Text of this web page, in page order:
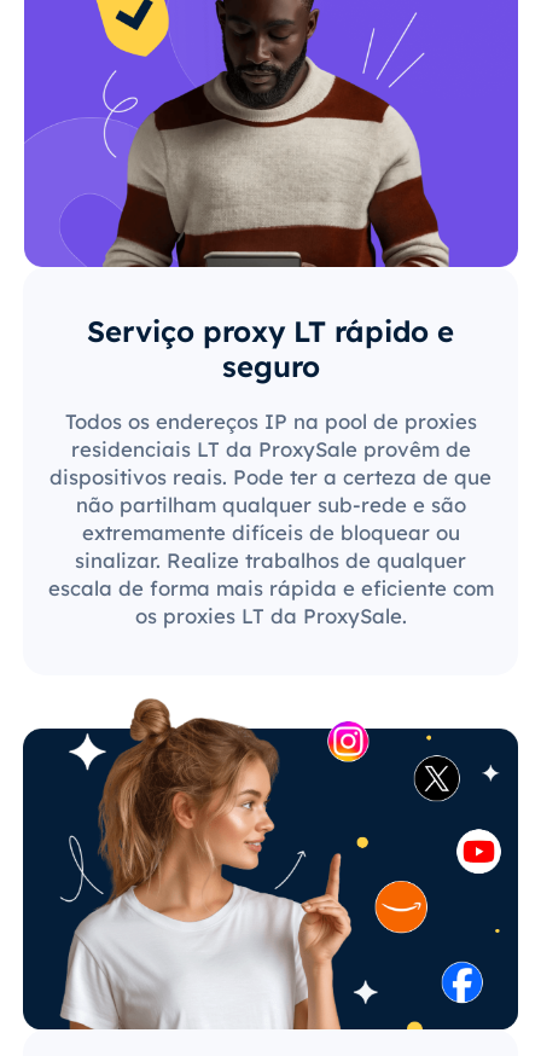
Serviço proxy LT rápido e
seguro
Todos os endereços IP na pool de proxies
residenciais LT da ProxySale provêm de
dispositivos reais. Pode ter a certeza de que
não partilham qualquer sub-rede e são
extremamente difíceis de bloquear ou
sinalizar. Realize trabalhos de qualquer
escala de forma mais rápida e eficiente com
os proxies LT da ProxySale.